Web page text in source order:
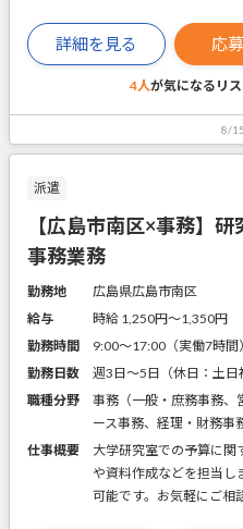
詳細を見る 応
4人が気になるリ
8/
派遣
【広島市南区×事務】
事務業務
勤務地
広島県広島市南区
給与
時給 1,250円〜1,350円
勤務時間
9:00～17:00（実働7時間）
勤務日数
週3日～5日（休日：土日
職種分野
事務（一般・庶務事務、
ース事務、経理・財務事
仕事概要
大学研究室での予算に関
や資料作成などを担当し
可能です。お気軽にご相